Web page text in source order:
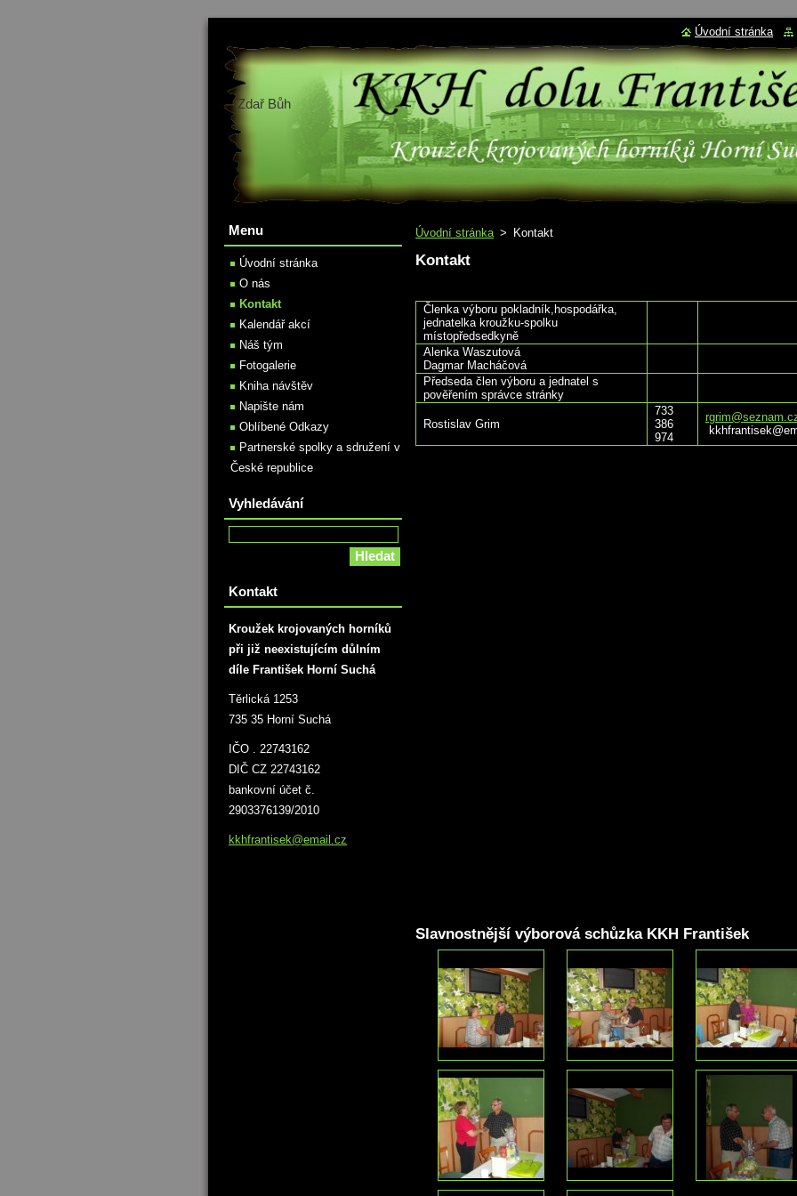
Zdař Bůh
Úvodní stránka > Kontakt
Kontakt
Členka výboru pokladník,hospodářka,
jednatelka kroužku-spolku
místopředsedkyně
Alenka Waszutová
Dagmar Macháčová
Předseda člen výboru a jednatel s
pověřením správce stránky
Rostislav Grim
733
386
974
Slavnostnější výborová schůzka KKH František
Menu
Úvodní stránka
O nás
Kontakt
Kalendář akcí
Náš tým
Fotogalerie
Kniha návštěv
Napište nám
Oblíbené Odkazy
Partnerské spolky a sdružení v
České republice
Vyhledávání
Kontakt
Kroužek krojovaných horníků
při již neexistujícím důlním
díle František Horní Suchá
Těrlická 1253
735 35 Horní Suchá
IČO . 22743162
DIČ CZ 22743162
bankovní účet č.
2903376139/2010
kkhfrantisek@email.cz
Úvodní stránka